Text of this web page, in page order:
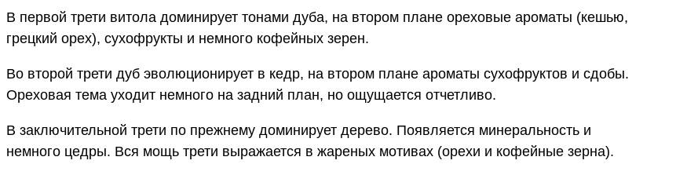
В первой трети витола доминирует тонами дуба, на втором плане ореховые ароматы (кешью,
грецкий орех), сухофрукты и немного кофейных зерен.
Во второй трети дуб эволюционирует в кедр, на втором плане ароматы сухофруктов и сдобы.
Ореховая тема уходит немного на задний план, но ощущается отчетливо.
В заключительной трети по прежнему доминирует дерево. Появляется минеральность и
немного цедры. Вся мощь трети выражается в жареных мотивах (орехи и кофейные зерна).